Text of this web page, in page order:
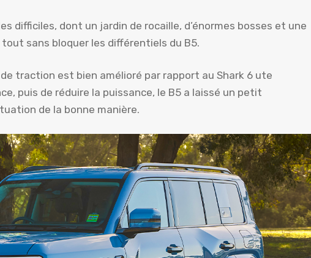
difficiles, dont un jardin de rocaille, d’énormes bosses et une
sans bloquer les différentiels du B5.
traction est bien amélioré par rapport au Shark 6 ute
puis de réduire la puissance, le B5 a laissé un petit
de la bonne manière.